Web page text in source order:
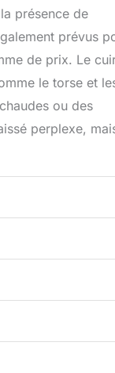
présence de
prévus
de prix. Le
le torse et
ou des
perplexe,